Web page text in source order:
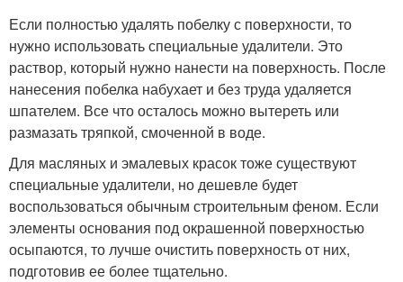
Если полностью удалять побелку с поверхности, то
нужно использовать специальные удалители. Это
раствор, который нужно нанести на поверхность. После
нанесения побелка набухает и без труда удаляется
шпателем. Все что осталось можно вытереть или
размазать тряпкой, смоченной в воде.
Для масляных и эмалевых красок тоже существуют
специальные удалители, но дешевле будет
воспользоваться обычным строительным феном. Если
элементы основания под окрашенной поверхностью
осыпаются, то лучше очистить поверхность от них,
подготовив ее более тщательно.